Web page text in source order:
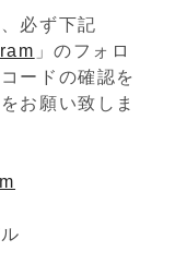
必ず下記
」のフォロ
ードの確認を
お願い致しま